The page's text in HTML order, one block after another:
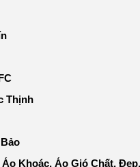
Thịnh
Khoác, Áo Gió Chất,